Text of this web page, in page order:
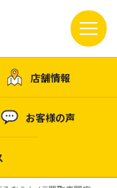
店舗情報
お客様の声